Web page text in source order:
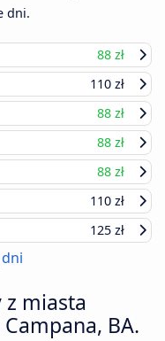
dni.
88 zł
110 zł
88 zł
88 zł
88 zł
110 zł
125 zł
z miasta
BA.